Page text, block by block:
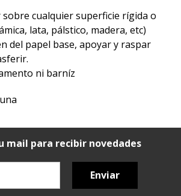
cualquier superficie rígida o
lata, pálstico, madera, etc)
del papel base, apoyar y raspar
ni barníz
mail para recibir novedades
Enviar